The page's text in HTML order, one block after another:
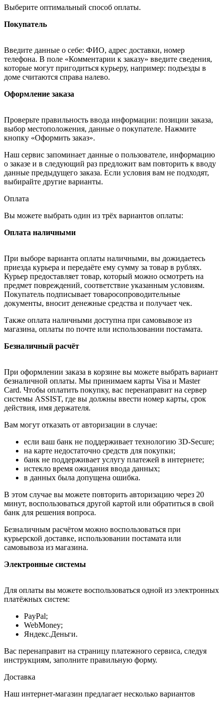
Выберите оптимальный способ оплаты.
Покупатель
Введите данные о себе: ФИО, адрес доставки, номер
телефона. В поле «Комментарии к заказу» введите сведения,
которые могут пригодиться курьеру, например: подъезды в
доме считаются справа налево.
Оформление заказа
Проверьте правильность ввода информации: позиции заказа,
выбор местоположения, данные о покупателе. Нажмите
кнопку «Оформить заказ».
Наш сервис запоминает данные о пользователе, информацию
о заказе и в следующий раз предложит вам повторить к вводу
данные предыдущего заказа. Если условия вам не подходят,
выбирайте другие варианты.
Оплата
Вы можете выбрать один из трёх вариантов оплаты:
Оплата наличными
При выборе варианта оплаты наличными, вы дожидаетесь
приезда курьера и передаёте ему сумму за товар в рублях.
Курьер предоставляет товар, который можно осмотреть на
предмет повреждений, соответствие указанным условиям.
Покупатель подписывает товаросопроводительные
документы, вносит денежные средства и получает чек.
Также оплата наличными доступна при самовывозе из
магазина, оплаты по почте или использовании постамата.
Безналичный расчёт
При оформлении заказа в корзине вы можете выбрать вариант
безналичной оплаты. Мы принимаем карты Visa и Master
Card. Чтобы оплатить покупку, вас перенаправит на сервер
системы ASSIST, где вы должны ввести номер карты, срок
действия, имя держателя.
Вам могут отказать от авторизации в случае:
если ваш банк не поддерживает технологию 3D-Secure;
на карте недостаточно средств для покупки;
банк не поддерживает услугу платежей в интернете;
истекло время ожидания ввода данных;
в данных была допущена ошибка.
В этом случае вы можете повторить авторизацию через 20
минут, воспользоваться другой картой или обратиться в свой
банк для решения вопроса.
Безналичным расчётом можно воспользоваться при
курьерской доставке, использовании постамата или
самовывоза из магазина.
Электронные системы
Для оплаты вы можете воспользоваться одной из электронных
платёжных систем:
PayPal;
WebMoney;
Яндекс.Деньги.
Вас перенаправит на страницу платежного сервиса, следуя
инструкциям, заполните правильную форму.
Доставка
Наш интернет-магазин предлагает несколько вариантов